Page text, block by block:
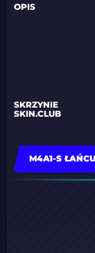
OPIS
SKRZYNIE
SKIN.CLUB
M4A1-S